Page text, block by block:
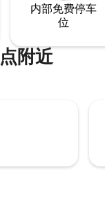
内部免费停车
位
附近